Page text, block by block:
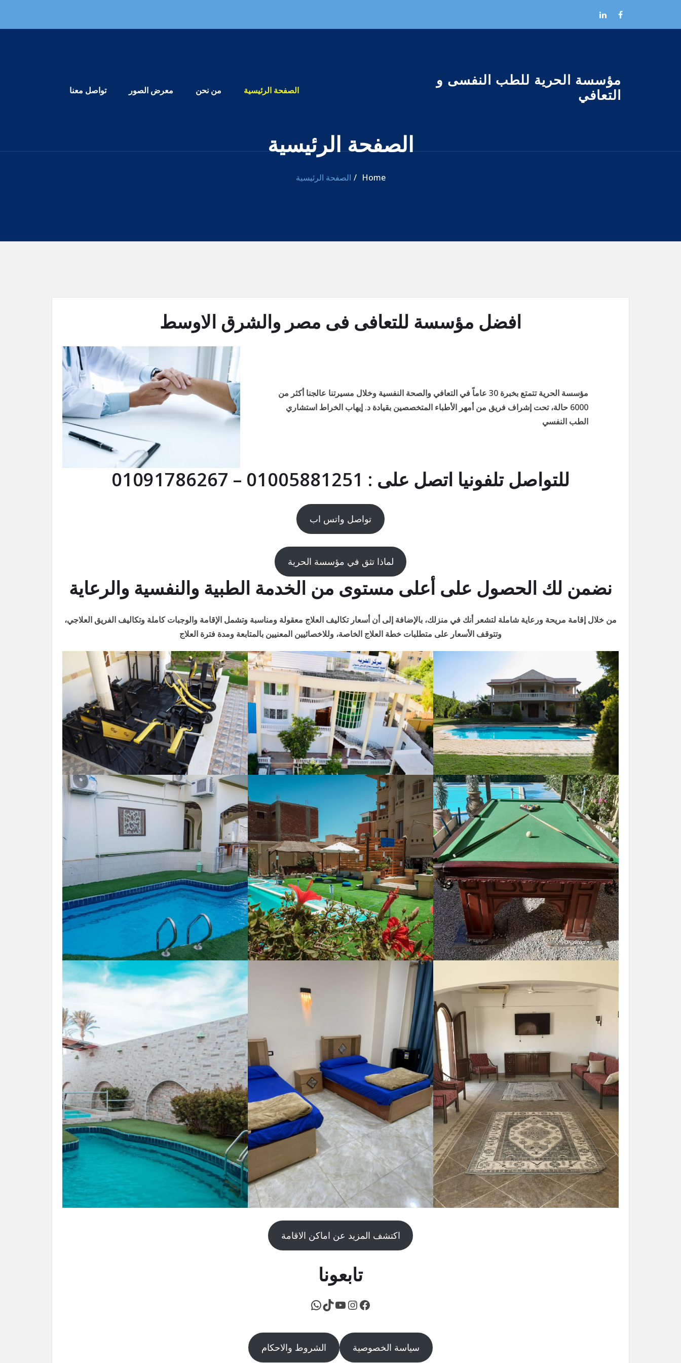
مؤسسة الحرية للطب النفسى و
التعافي
الصفحة الرئيسية
من نحن معرض الصور تواصل معنا
الصفحة الرئيسية
Home الصفحة الرئيسية
افضل مؤسسة للتعافى فى مصر والشرق الاوسط
مؤسسة الحرية تتمتع بخبرة 30 عاماً في التعافي والصحة النفسية وخلال مسيرتنا عالجنا أكثر من
6000 حالة، تحت إشراف فريق من أمهر الأطباء المتخصصين بقيادة د. إيهاب الخراط استشاري
الطب النفسي
للتواصل تلفونيا اتصل على : 01005881251 – 01091786267
تواصل واتس اب
لماذا تثق في مؤسسة الحرية
نضمن لك الحصول على أعلى مستوى من الخدمة الطبية والنفسية والرعاية
من خلال إقامة مريحة ورعاية شاملة لتشعر أنك في منزلك، بالإضافة إلى أن أسعار تكاليف العلاج معقولة ومناسبة وتشمل الإقامة والوجبات كاملة وتكاليف الفريق العلاجي،
وتتوقف الأسعار على متطلبات خطة العلاج الخاصة، وللاخصائيين المعنيين بالمتابعة ومدة فترة العلاج
اكتشف المزيد عن اماكن الاقامة
تابعونا
فيسبوك
إنستجرام
يوتيوب
تيك توك
واتساب
سياسة الخصوصية الشروط والاحكام